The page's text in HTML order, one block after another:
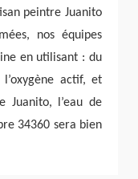
peintre Juanito
nos équipes
en utilisant : du
actif, et
Juanito, l’eau de
34360 sera bien